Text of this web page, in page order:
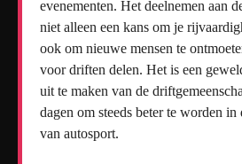
evenementen. Het deelnemen aan
niet alleen een kans om je
ook om nieuwe mensen te
voor driften delen. Het is een
uit te maken van de
dagen om steeds beter te worden
van autosport.